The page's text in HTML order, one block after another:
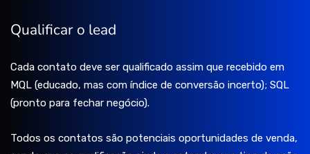
Qualificar o lead
Cada contato deve ser qualificado assim que recebido em
MQL (educado, mas com índice de conversão incerto); SQL
(pronto para fechar negócio).
Todos os contatos são potenciais oportunidades de venda,